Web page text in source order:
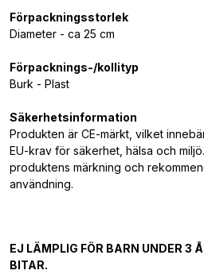
Förpackningsstorlek
Diameter - ca 25 cm
Förpacknings-/kollityp
Burk - Plast
Säkerhetsinformation
Produkten är CE-märkt, vilket
EU-krav för säkerhet, hälsa och
produktens märkning och
användning.
EJ LÄMPLIG FÖR BARN UNDER 3
BITAR.